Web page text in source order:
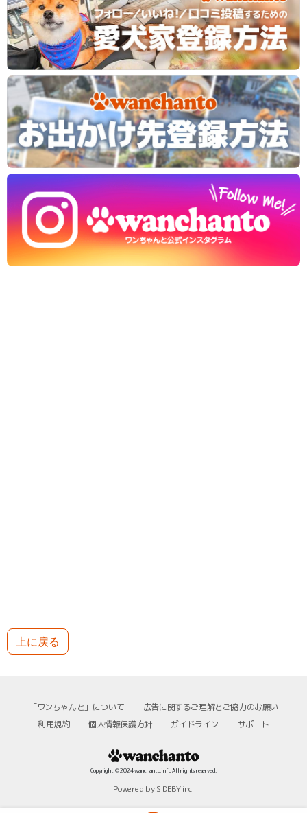
上に戻る
「ワンちゃんと」について
広告に関するご理解とご協力のお願い
利用規約
個人情報保護方針 ガイドライン サポート
Copyright © 2024 wanchanto.info All rights reserved.
Powered by SIDEBY inc.